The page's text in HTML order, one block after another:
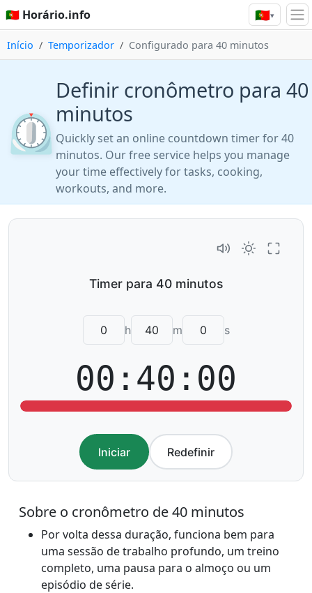
🇵🇹 Horário.info 🇵🇹▾
Início Temporizador Configurado para 40 minutos
⏲️
Definir cronômetro para 40
minutos
Quickly set an online countdown timer for 40
minutos. Our free service helps you manage
your time effectively for tasks, cooking,
workouts, and more.
h m s
00:40:00
Iniciar Redefinir
Sobre o cronômetro de 40 minutos
Por volta dessa duração, funciona bem para
uma sessão de trabalho profundo, um treino
completo, uma pausa para o almoço ou um
episódio de série.